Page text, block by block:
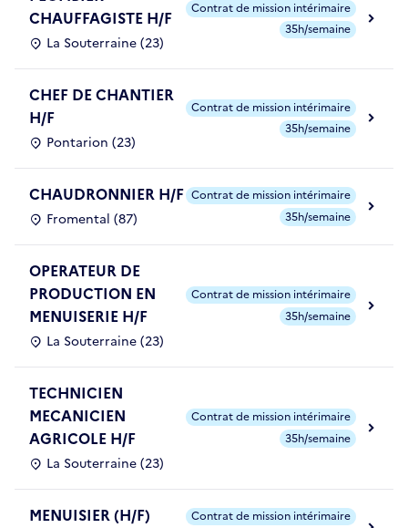
CHAUFFAGISTE H/F
La Souterraine (23)
Contrat de mission intérimaire
35h/semaine
CHEF DE CHANTIER
H/F
Pontarion (23)
Contrat de mission intérimaire
35h/semaine
CHAUDRONNIER H/F
Fromental (87)
Contrat de mission intérimaire
35h/semaine
OPERATEUR DE
PRODUCTION EN
MENUISERIE H/F
La Souterraine (23)
Contrat de mission intérimaire
35h/semaine
TECHNICIEN
MECANICIEN
AGRICOLE H/F
La Souterraine (23)
Contrat de mission intérimaire
35h/semaine
MENUISIER (H/F)
Contrat de mission intérimaire